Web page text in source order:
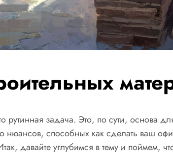
рутинная задача. Это, по сути, основа
способных как сделать ваш
давайте углубимся в тему и поймем,